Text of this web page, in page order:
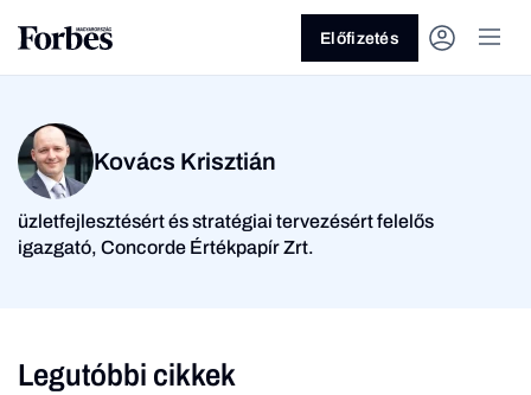
Előfizetés
Kovács Krisztián
üzletfejlesztésért és stratégiai tervezésért felelős
igazgató, Concorde Értékpapír Zrt.
Legutóbbi cikkek